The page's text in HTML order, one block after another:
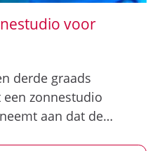
voor
derde graads
zonnestudio
aan dat de…